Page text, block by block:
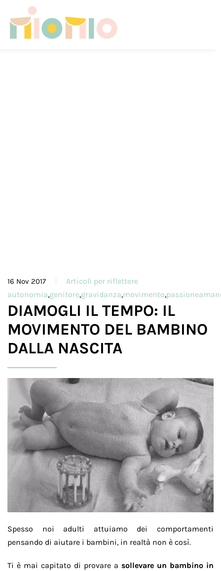
Skip to main content
16 Nov 2017
Articoli per riflettere
autonomia,genitore,gravidanza,movimento,
DIAMOGLI IL TEMPO: IL
MOVIMENTO DEL BAMBINO
DALLA NASCITA
Spesso noi adulti attuiamo dei comportamenti
pensando di aiutare i bambini, in realtà non è così.
Ti è mai capitato di provare a sollevare un bambino in